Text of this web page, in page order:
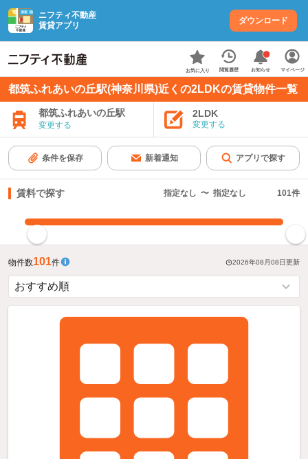
ニフティ不動産
賃貸アプリ
ダウンロード
お気に入り 閲覧履歴 お知らせ マイページ
都筑ふれあいの丘駅(神奈川県)近くの2LDKの賃貸物件一覧
都筑ふれあいの丘駅
変更する
2LDK
変更する
条件を保存 新着通知 アプリで探す
賃料で探す 指定なし 〜 指定なし 101件
物件数101件 2026年08月08日更新